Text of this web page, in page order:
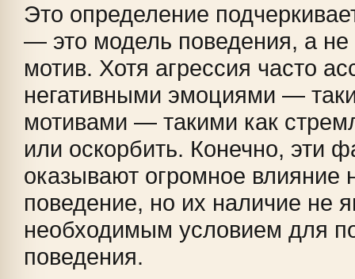
Это определение
— это модель поведения, а
мотив. Хотя агрессия часто
негативными эмоциями —
мотивами — такими как
или оскорбить. Конечно, эти
оказывают огромное влияние
поведение, но их наличие не
необходимым условием для
поведения.